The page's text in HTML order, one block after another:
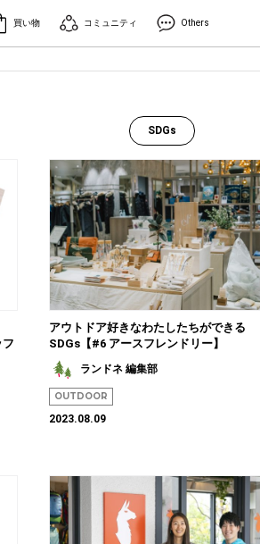
買い物 コミュニティ Others
SDGs
アウトドア好きなわたしたちができる
SDGs【#6 アースフレンドリー】
ランドネ 編集部
OUTDOOR
2023.08.09